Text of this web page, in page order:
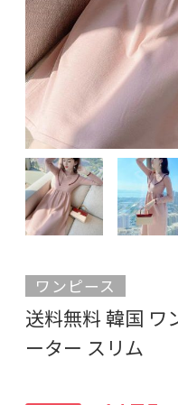
ワンピース
送料無料 韓国 ワ
ーター スリム